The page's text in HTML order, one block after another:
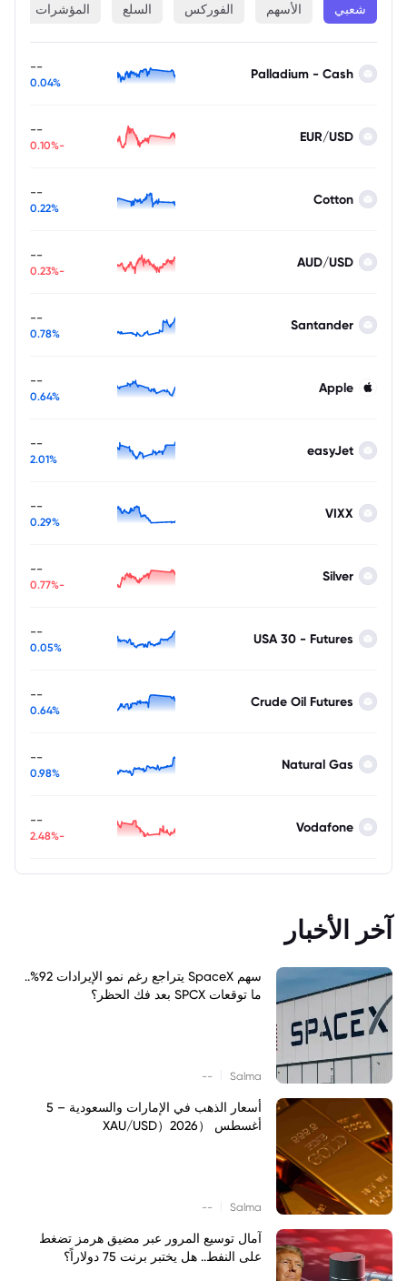
شعبي الأسهم الفوركس السلع المؤشرات
Palladium - Cash
--
0.04%
EUR/USD
--
-0.10%
Cotton
--
0.22%
AUD/USD
--
-0.23%
Santander
--
0.78%
Apple
--
0.64%
easyJet
--
2.01%
VIXX
--
0.29%
Silver
--
-0.77%
USA 30 - Futures
--
0.05%
Crude Oil Futures
--
0.64%
Natural Gas
--
0.98%
Vodafone
--
-2.48%
آخر الأخبار
سهم SpaceX يتراجع رغم نمو الإيرادات 92%..
ما توقعات SPCX بعد فك الحظر؟
Salma
--
أسعار الذهب في الإمارات والسعودية – 5
أغسطس （XAU/USD）2026
Salma
--
آمال توسيع المرور عبر مضيق هرمز تضغط
على النفط.. هل يختبر برنت 75 دولاراً؟